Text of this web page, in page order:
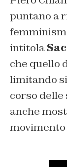
puntano a
intitola
che quello
limitando
corso delle
anche
movimento